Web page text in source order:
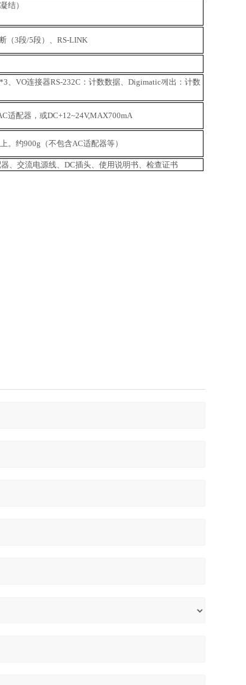
结）
（3段/5段）、RS-LINK
、VO连接器RS-232C：计数数据、Digimatic께出：计数
适配器，或DC+12~24V,MAX700mA
。 约900g（不包含AC适配器等）
、交流电源线、DC插头、使用说明书、检查证书